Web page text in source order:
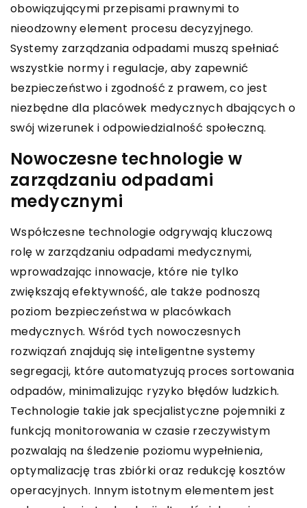
obowiązującymi przepisami prawnymi to
nieodzowny element procesu decyzyjnego.
Systemy zarządzania odpadami muszą spełniać
wszystkie normy i regulacje, aby zapewnić
bezpieczeństwo i zgodność z prawem, co jest
niezbędne dla placówek medycznych dbających o
swój wizerunek i odpowiedzialność społeczną.
Nowoczesne technologie w
zarządzaniu odpadami
medycznymi
Współczesne technologie odgrywają kluczową
rolę w zarządzaniu odpadami medycznymi,
wprowadzając innowacje, które nie tylko
zwiększają efektywność, ale także podnoszą
poziom bezpieczeństwa w placówkach
medycznych. Wśród tych nowoczesnych
rozwiązań znajdują się inteligentne systemy
segregacji, które automatyzują proces sortowania
odpadów, minimalizując ryzyko błędów ludzkich.
Technologie takie jak specjalistyczne pojemniki z
funkcją monitorowania w czasie rzeczywistym
pozwalają na śledzenie poziomu wypełnienia,
optymalizację tras zbiórki oraz redukcję kosztów
operacyjnych. Innym istotnym elementem jest